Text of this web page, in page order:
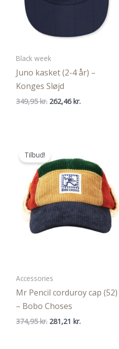
Black week
Juno kasket (2-4 år) –
Konges Sløjd
349,95kr. Den
262,46kr.Den
Tilbud!
Accessories
Mr Pencil corduroy cap (52)
– Bobo Choses
374,95kr. Den
281,21kr.Den